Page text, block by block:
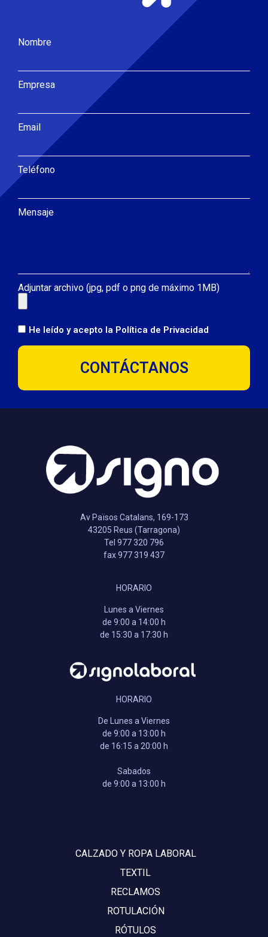
Nombre
Empresa
Email
Teléfono
Mensaje
Adjuntar archivo (jpg, pdf o png de máximo 1MB)
He leído y acepto la Política de Privacidad
CONTÁCTANOS
Av Països Catalans, 169-173
43205 Reus (Tarragona)
Tel 977 320 796
fax 977 319 437
HORARIO
Lunes a Viernes
de 9:00 a 14:00 h
de 15:30 a 17:30 h
HORARIO
De Lunes a Viernes
de 9:00 a 13:00 h
de 16:15 a 20:00 h
Sabados
de 9:00 a 13:00 h
CALZADO Y ROPA LABORAL
TEXTIL
RECLAMOS
ROTULACIÓN
RÓTULOS